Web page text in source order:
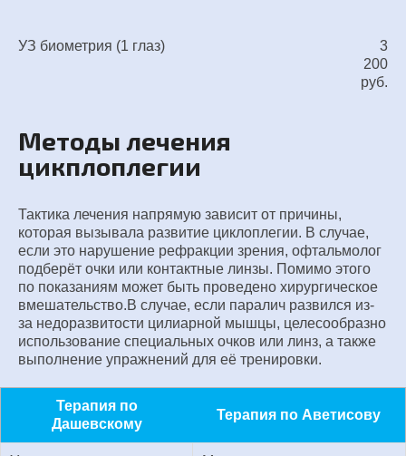
УЗ биометрия (1 глаз)
3
200
руб.
Методы лечения
цикплоплегии
Тактика лечения напрямую зависит от причины,
которая вызывала развитие циклоплегии. В случае,
если это нарушение рефракции зрения, офтальмолог
подберёт очки или контактные линзы. Помимо этого
по показаниям может быть проведено хирургическое
вмешательство.В случае, если паралич развился из-
за недоразвитости цилиарной мышцы, целесообразно
использование специальных очков или линз, а также
выполнение упражнений для её тренировки.
Терапия по
Дашевскому
Терапия по Аветисову